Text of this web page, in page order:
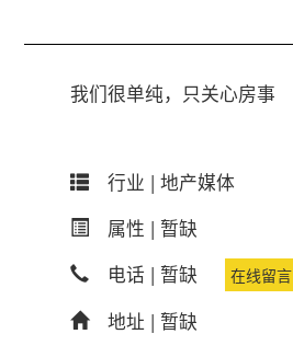
我们很单纯，只关心房事
行业 | 地产媒体
属性 | 暂缺
电话 | 暂缺 在线留言
地址 | 暂缺